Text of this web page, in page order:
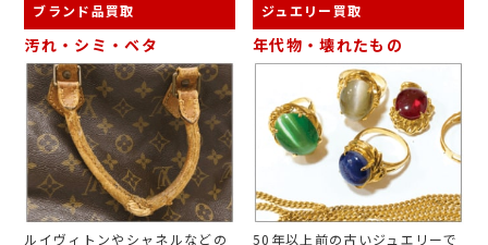
ブランド品買取
汚れ・シミ・ベタ
ルイヴィトンやシャネルなどの
ジュエリー買取
年代物・壊れたもの
50年以上前の古いジュエリーで